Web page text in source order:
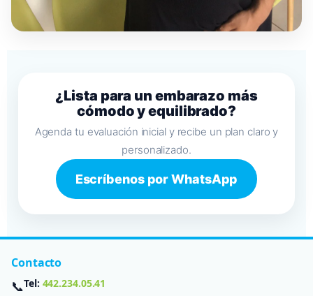
¿Lista para un embarazo más
cómodo y equilibrado?
Agenda tu evaluación inicial y recibe un plan claro y
personalizado.
Escríbenos por WhatsApp
Contacto
📞Tel: 442.234.05.41